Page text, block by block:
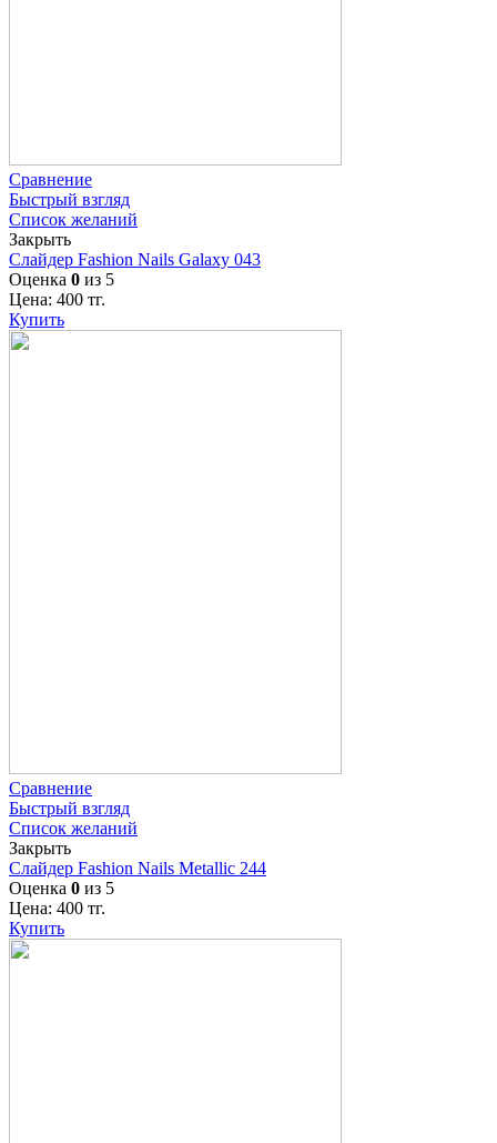
Сравнение
Быстрый взгляд
Список желаний
Закрыть
Слайдер Fashion Nails Galaxy 043
Оценка 0 из 5
Цена: 400 тг.
Купить
Сравнение
Быстрый взгляд
Список желаний
Закрыть
Слайдер Fashion Nails Metallic 244
Оценка 0 из 5
Цена: 400 тг.
Купить